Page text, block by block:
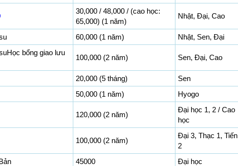
30,000 / 48,000 / (cao học:
65,000) (1 năm)
Nhật, Đại, Cao
60,000 (1 năm)
Nhật, Sen, Đại
bổng giao lưu
100,000 (2 năm) Sen, Đại, Cao
20,000 (5 tháng)
Sen
50,000 (1 năm) Hyogo
120,000 (2 năm)
Đại học 1, 2 / Cao
học
100,000 (2 năm)
Đại 3, Thạc 1, Tiến
2
45000
Đại học